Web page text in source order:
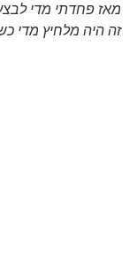
מאז פחדתי מדי
זה היה מלחיץ מדי